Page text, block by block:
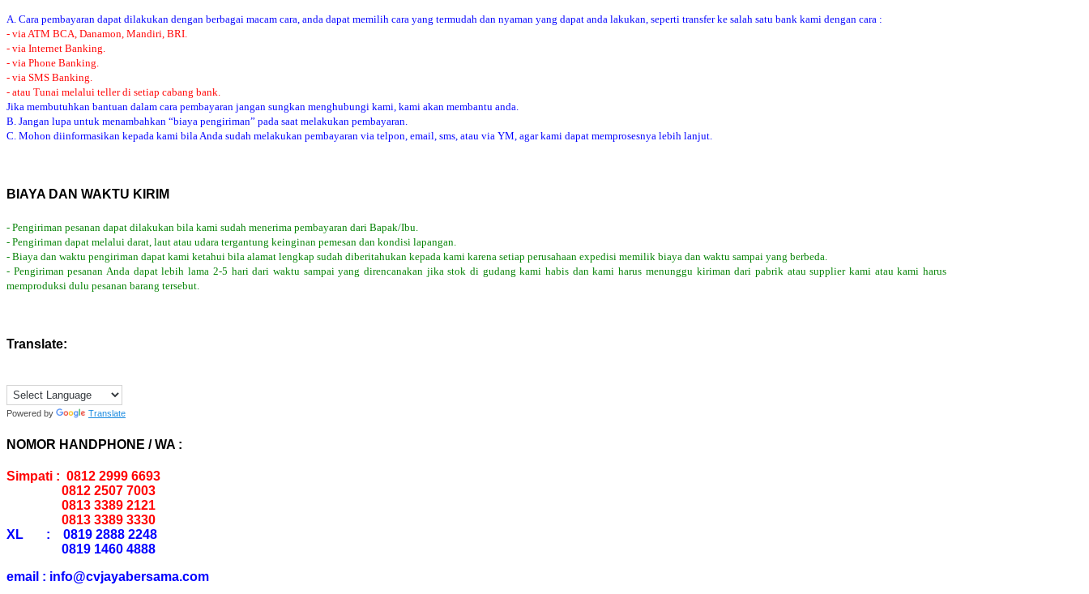
A. Cara pembayaran dapat dilakukan dengan berbagai macam cara, anda dapat memilih cara yang termudah dan nyaman yang dapat anda lakukan, seperti transfer ke salah satu bank kami dengan cara :
- via ATM BCA, Danamon, Mandiri, BRI.
- via Internet Banking.
- via Phone Banking.
- via SMS Banking.
- atau Tunai melalui teller di setiap cabang bank.
Jika membutuhkan bantuan dalam cara pembayaran jangan sungkan menghubungi kami, kami akan membantu anda.
B. Jangan lupa untuk menambahkan “biaya pengiriman” pada saat melakukan pembayaran.
C. Mohon diinformasikan kepada kami bila Anda sudah melakukan pembayaran via telpon, email, sms, atau via YM, agar kami dapat memprosesnya lebih lanjut.
BIAYA DAN WAKTU KIRIM
- Pengiriman pesanan dapat dilakukan bila kami sudah menerima pembayaran dari Bapak/Ibu.
- Pengiriman dapat melalui darat, laut atau udara tergantung keinginan pemesan dan kondisi lapangan.
- Biaya dan waktu pengiriman dapat kami ketahui bila alamat lengkap sudah diberitahukan kepada kami karena setiap perusahaan expedisi memilik biaya dan waktu sampai yang berbeda.
- Pengiriman pesanan Anda dapat lebih lama 2-5 hari dari waktu sampai yang direncanakan jika stok di gudang kami habis dan kami harus menunggu kiriman dari pabrik atau supplier kami atau kami harus
memproduksi dulu pesanan barang tersebut.
Translate:
Powered by Translate
NOMOR HANDPHONE / WA :
Simpati : 0812 2999 6693
0812 2507 7003
0813 3389 2121
0813 3389 3330
XL : 0819 2888 2248
0819 1460 4888
email : info@cvjayabersama.com